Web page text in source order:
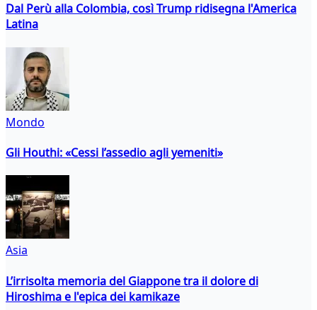
Dal Perù alla Colombia, così Trump ridisegna l'America
Latina
Mondo
Gli Houthi: «Cessi l’assedio agli yemeniti»
Asia
L’irrisolta memoria del Giappone tra il dolore di
Hiroshima e l'epica dei kamikaze